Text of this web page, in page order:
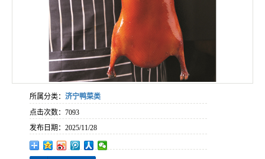
所属分类： 济宁鸭菜类
点击次数： 7093
发布日期： 2025/11/28